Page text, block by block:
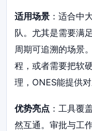
适用场景 ：适合中
队。尤其是需要满
周期可追溯的场景
程，或者需要把软
理，ONES能提供对
优势亮点 ：工具覆
然互通。审批与工